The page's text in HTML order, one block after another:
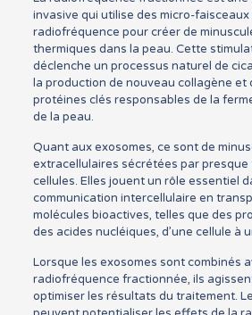
invasive qui utilise des micro-faisceaux
radiofréquence pour créer de
thermiques dans la peau. Cette
déclenche un processus naturel de
la production de nouveau collagène et
protéines clés responsables de la
de la peau.
Quant aux exosomes, ce sont de
extracellulaires sécrétées par presque
cellules. Elles jouent un rôle essentiel
communication intercellulaire en
molécules bioactives, telles que des
des acides nucléiques, d’une cellule à
Lorsque les exosomes sont combinés
radiofréquence fractionnée, ils
optimiser les résultats du traitement.